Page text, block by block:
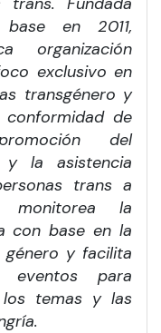
en 2011,
organización
exclusivo en
transgénero y
de
del
y la asistencia
trans a
monitorea la
con base en la
y facilita
eventos para
temas y las